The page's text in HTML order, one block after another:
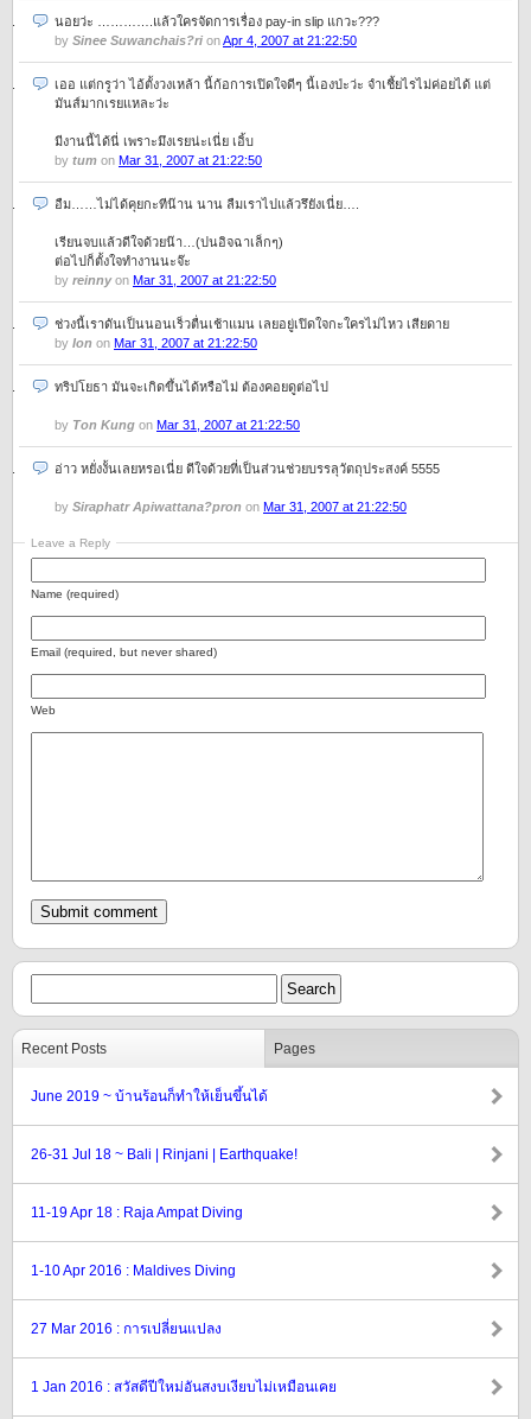
นอยว่ะ ………….แล้วใครจัดการเรื่อง pay-in slip แกวะ???
by Sinee Suwanchais?ri onApr 4, 2007 at 21:22:50
เออ แต่กรูว่า ไอ้ตั้งวงเหล้า นี้ก้อการเปิดใจดีๆ นี้เองป่ะว่ะ จำเชี้ยไรไม่ค่อยได้ แต่
มันส์มากเรยแหละว่ะ
มีงานนี้ได้นี่ เพราะมึงเรยน่ะเนี่ย เอิ้บ
by tum on Mar 31, 2007 at 21:22:50
อืม……ไม่ได้คุยกะทีน๊าน นาน ลืมเราไปแล้วรึยังเนี่ย….
เรียนจบแล้วดีใจด้วยน๊า…(ปนอิจฉาเล็กๆ)
ต่อไปก็ตั้งใจทำงานนะจ๊ะ
by reinnyon Mar 31, 2007 at 21:22:50
ช่วงนี้เราดันเป็นนอนเร็วตื่นเช้าแมน เลยอยู่เปิดใจกะใครไม่ไหว เสียดาย
by Ion on Mar 31, 2007 at 21:22:50
ทริปโยธา มันจะเกิดขึ้นได้หรือไม่ ต้องคอยดูต่อไป
by Ton Kung on Mar 31, 2007 at 21:22:50
อ่าว หยั่งงั้นเลยหรอเนี่ย ดีใจด้วยที่เป็นส่วนช่วยบรรลุวัตถุประสงค์ 5555
by Siraphatr Apiwattana?pron on Mar 31, 2007 at 21:22:50
Leave a Reply
Name (required)
Email (required, but never shared)
Web
Recent Posts Pages
June 2019 ~ บ้านร้อนก็ทำให้เย็นขึ้นได้
26-31 Jul 18 ~ Bali | Rinjani | Earthquake!
11-19 Apr 18 : Raja Ampat Diving
1-10 Apr 2016 : Maldives Diving
27 Mar 2016 : การเปลี่ยนแปลง
1 Jan 2016 : สวัสดีปีใหม่อันสงบเงียบไม่เหมือนเคย